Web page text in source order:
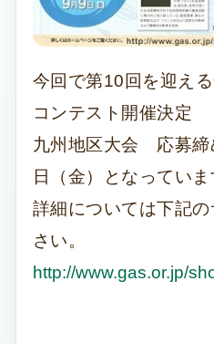
今回で第10回を迎え
コンテスト開催決定
九州地区大会 応募締
日（金）となっていま
詳細については下記
さい。
http://www.gas.or.jp/